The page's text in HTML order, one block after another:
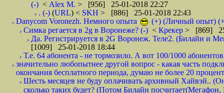
(-) < Alex M. > [956] 25-01-2018 22:27
. (-) (URL) < SKH > [886] 25-01-2018 22:43
Danycom Voronezh. Немного опыта
(+) (Личный опыт)
Симка регается в 2g в Воронеже? (-) < Крекер > [869]
Да. Регистрируется в 2G Воронеж. Теле2. (Билайн и
[1009] 25-01-2018 18:44
Т.е. 64 абонента - не тормозило. А вот 100/1000
значительно любопытнее другой вопрос - какая часть
окончания бесплатного периода, думаю не более 20
Шесть месяцев не буду оплачивать архивный Хайвэй..
сколько таких будет? (Потом Билайн